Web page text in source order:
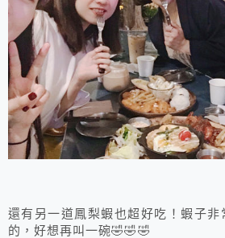
還有另一道鳳梨蝦也超好吃！蝦子非
的，好想再叫一碗🤣🤣🤣